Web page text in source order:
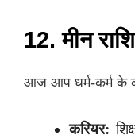
12. मीन
आज आप धर्म-कर्म के
करियर: